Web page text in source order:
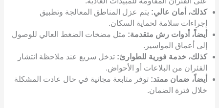
كذلك، أمان عالي: يتم عزل المناطق المعالجة وتطبيق
إجراءات سلامة لحماية السكان.
أيضاً، أدوات رش متقدمة: مثل مضخات الضغط العالي للوصول
إلى أعماق المواسير.
كذلك، خدمة فورية للطوارئ: تدخل سريع عند ملاحظة انتشار
الفئران من البلاعات أو الأحواض.
أيضاً، ضمان ممتد: توفر متابعة مجانية في حال عادت المشكلة
خلال فترة الضمان.